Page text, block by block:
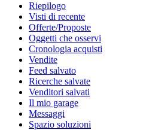
Riepilogo
Visti di recente
Offerte/Proposte
Oggetti che osservi
Cronologia acquisti
Vendite
Feed salvato
Ricerche salvate
Venditori salvati
Il mio garage
Messaggi
Spazio soluzioni